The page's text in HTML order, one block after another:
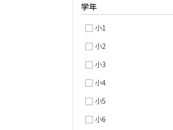
学年
小1
小2
小3
小4
小5
小6